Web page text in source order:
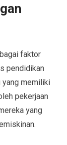
faktor
pendidikan
yang memiliki
pekerjaan
yang